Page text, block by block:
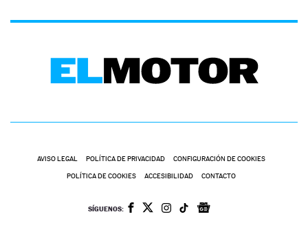
AVISO LEGAL POLÍTICA DE PRIVACIDAD CONFIGURACIÓN DE COOKIES
POLÍTICA DE COOKIES ACCESIBILIDAD CONTACTO
SÍGUENOS: